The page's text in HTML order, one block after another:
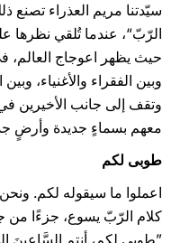
سيّدتنا مريم العذراء
الرّبّ“، عندما تُلقي نظرها
حيث يظهر اعوجاج العالم،
وبين الفقراء والأغنياء،
وتقف إلى جانب الأخيرين في
معهم بسماءٍ جديدة وأرضٍ
طوبى لكم
اعملوا ما سيقوله لكم.
كلام الرّبّ يسوع، جزءًا من
”طوبى لكم، أنتم السَّاعينَ إِلى